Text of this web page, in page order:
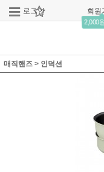
로그인 회원
2,000
매직핸즈 > 인덕션